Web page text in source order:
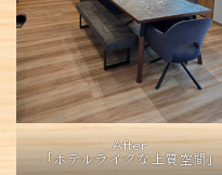
After
「ホテルライクな上質空間」